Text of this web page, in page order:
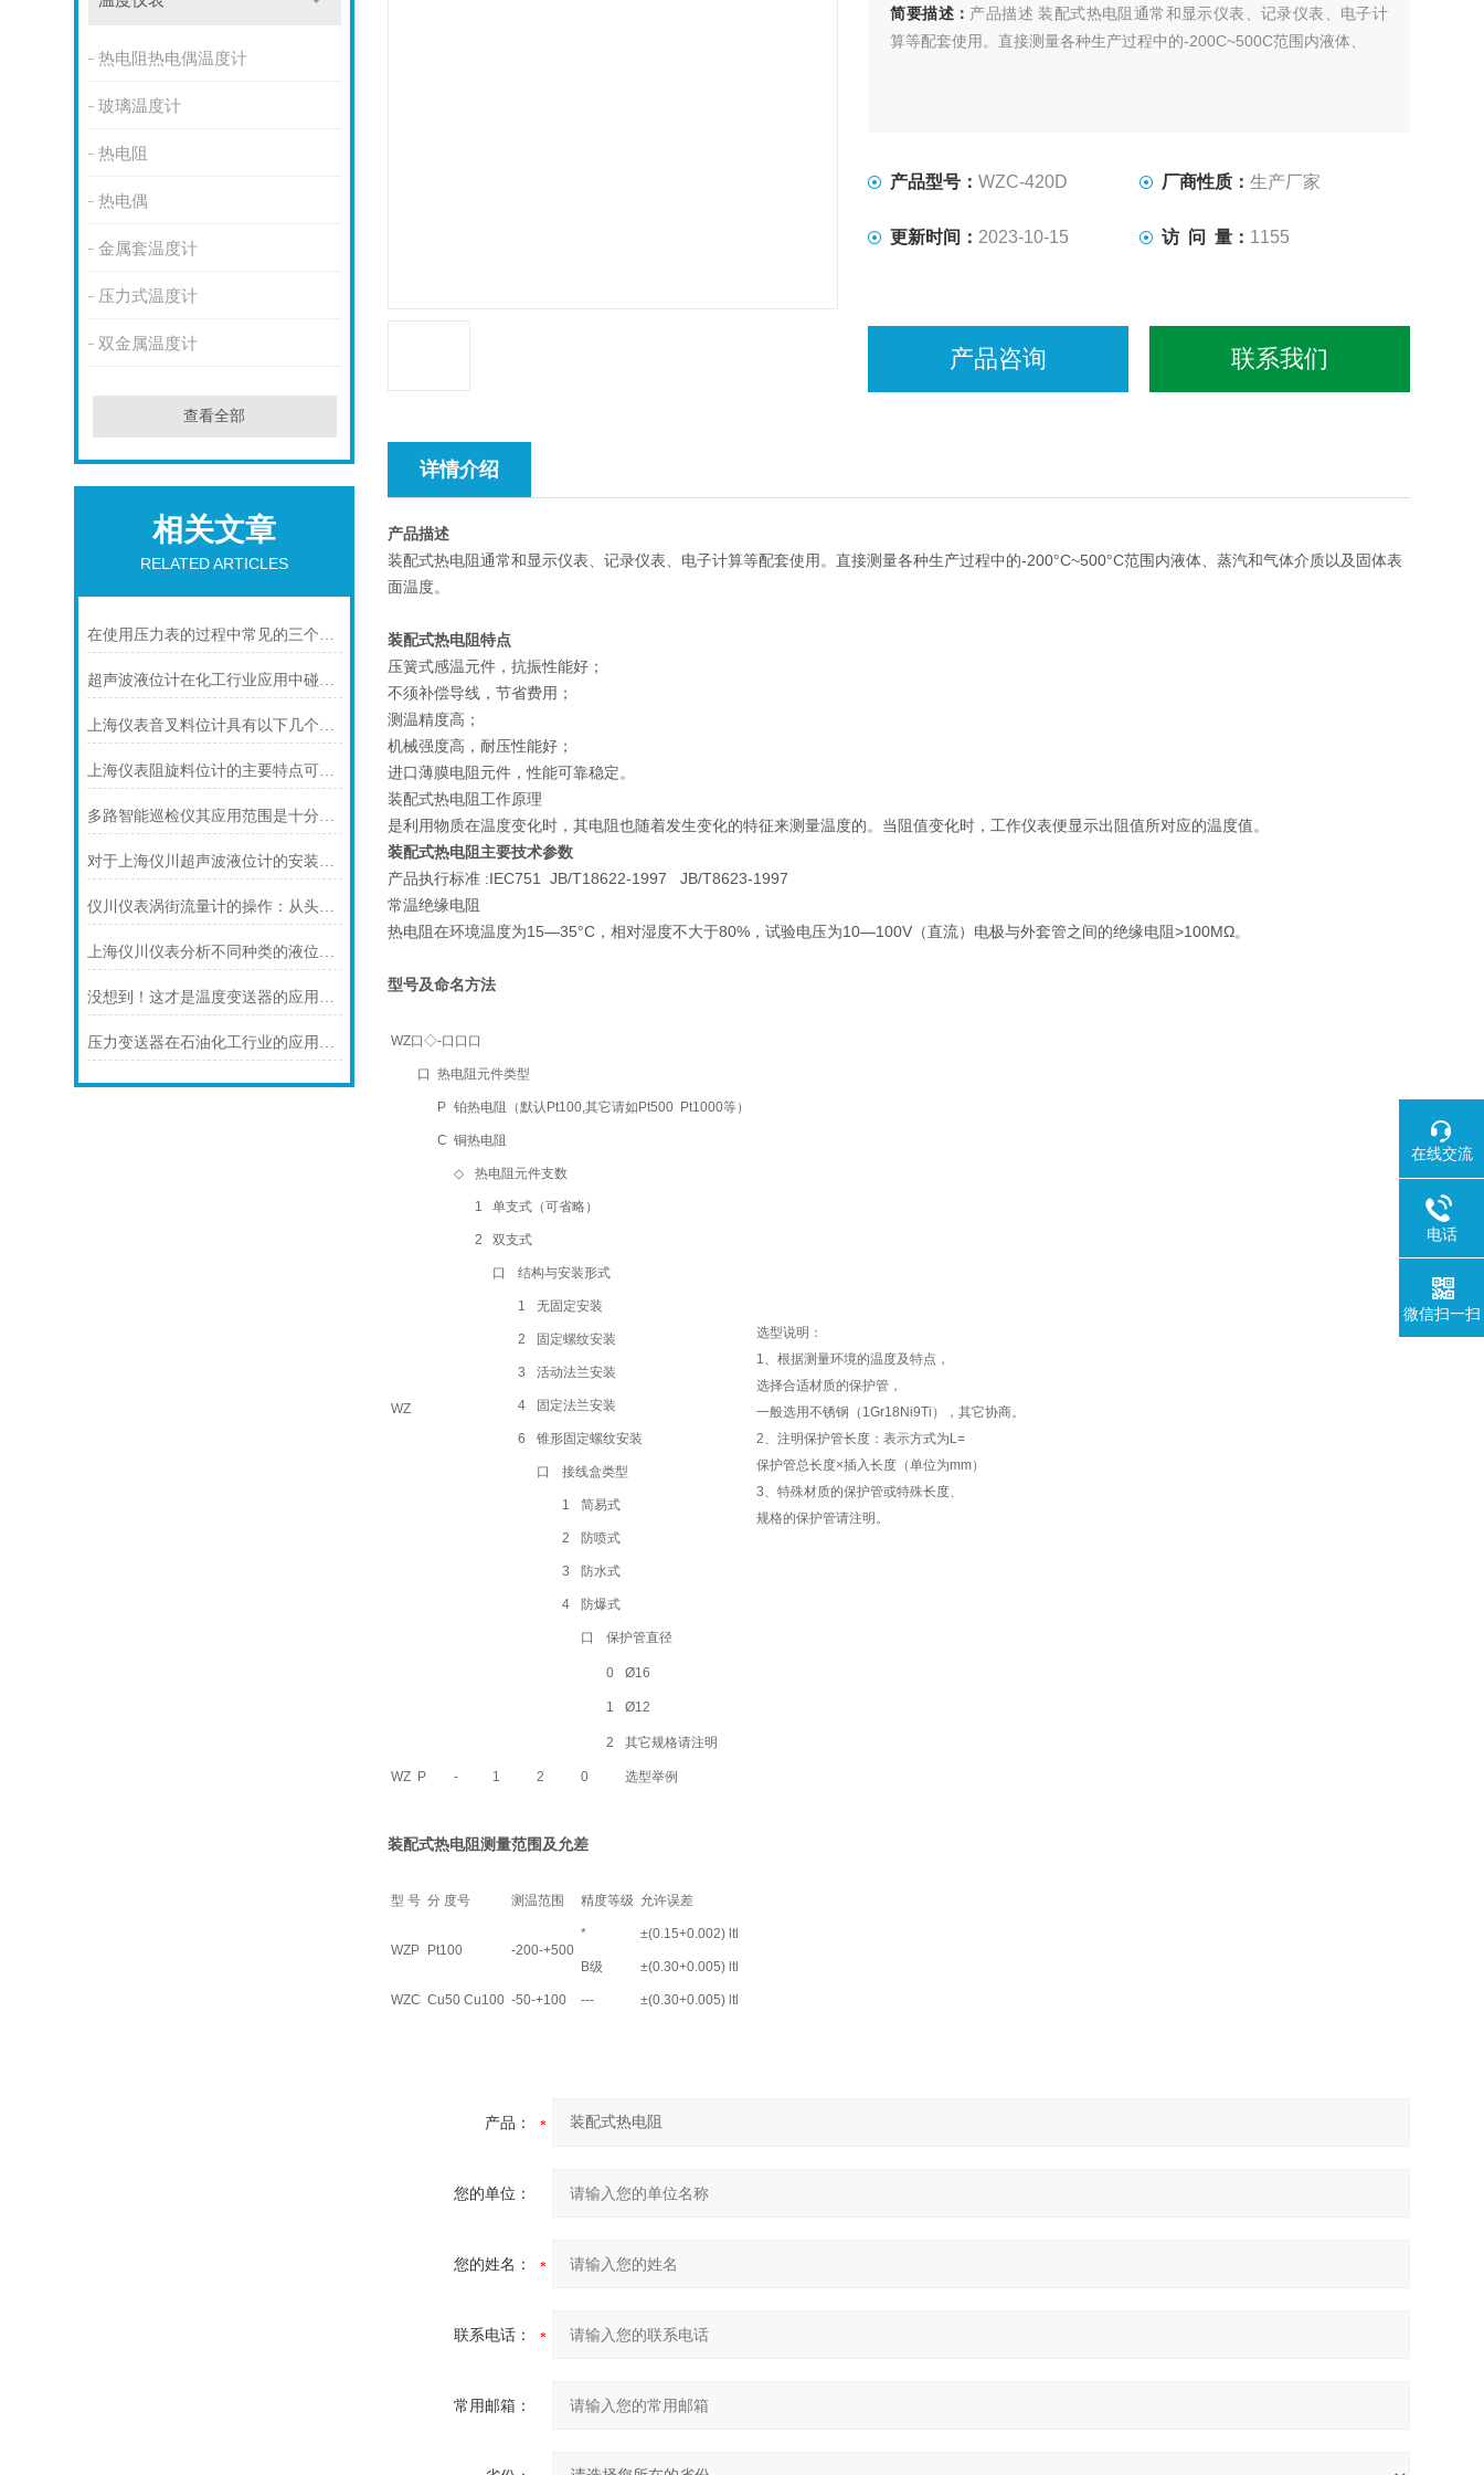
热电阻热电偶温度计
玻璃温度计
热电阻
热电偶
金属套温度计
压力式温度计
双金属温度计
查看全部
相关文章
RELATED ARTICLES
在使用压力表的过程中常见的三个问题及解决方法
超声波液位计在化工行业应用中碰到的常见问题及解决方案
上海仪表音叉料位计具有以下几个主要的用途
上海仪表阻旋料位计的主要特点可归纳如下
多路智能巡检仪其应用范围是十分广泛的
对于上海仪川超声波液位计的安装原理你可知晓！
仪川仪表涡街流量计的操作：从头开始学
上海仪川仪表分析不同种类的液位变送器
没想到！这才是温度变送器的应用特点！
压力变送器在石油化工行业的应用说明
简要描述： 产品描述 装配式热电阻通常和显示仪表、记录仪表、电子计
算等配套使用。直接测量各种生产过程中的-200C~500C范围内液体、
产品型号：WZC-420D 厂商性质： 生产厂家
更新时间： 2023-10-15 访 问 量： 1155
产品咨询 联系我们
详情介绍
产品描述
装配式热电阻通常和显示仪表、记录仪表、电子计算等配套使用。直接测量各种生产过程中的-200°C~500°C范围内液体、蒸汽和气体介质以及固体表
面温度。
装配式热电阻特点
压簧式感温元件，抗振性能好；
不须补偿导线，节省费用；
测温精度高；
机械强度高，耐压性能好；
进口薄膜电阻元件，性能可靠稳定。
装配式热电阻工作原理
是利用物质在温度变化时，其电阻也随着发生变化的特征来测量温度的。当阻值变化时，工作仪表便显示出阻值所对应的温度值。
装配式热电阻 主要技术参数
产品执行标准 :IEC751 JB/T18622-1997 JB/T8623-1997
常温绝缘电阻
热电阻在环境温度为15—35°C，相对湿度不大于80%，试验电压为10—100V（直流）电极与外套管之间的绝缘电阻>100MΩ。
型号及命名方法
WZ口◇-口口口
WZ
口 热电阻元件类型
选型说明：
1、根据测量环境的温度及特点，
选择合适材质的保护管，
一般选用不锈钢（1Gr18Ni9Ti），其它协商。
2、注明保护管长度：表示方式为L=
保护管总长度×插入长度（单位为mm）
3、特殊材质的保护管或特殊长度、
规格的保护管请注明。
P 铂热电阻（默认Pt100,其它请如Pt500 Pt1000等）
C 铜热电阻
◇ 热电阻元件支数
1 单支式（可省略）
2 双支式
口 结构与安装形式
1 无固定安装
2 固定螺纹安装
3 活动法兰安装
4 固定法兰安装
6 锥形固定螺纹安装
口 接线盒类型
1 简易式
2 防喷式
3 防水式
4 防爆式
口 保护管直径
0 Ø16
1 Ø12
2 其它规格请注明
WZ P - 1 2 0 选型举例
装配式热电阻测量范围及允差
型 号 分 度号 测温范围 精度等级 允许误差
WZP Pt100 -200-+500
* ±(0.15+0.002) ltl
B级 ±(0.30+0.005) ltl
WZC Cu50 Cu100 -50-+100 --- ±(0.30+0.005) ltl
产品：
您的单位：
您的姓名：
联系电话：
常用邮箱：
在线交流
电话
微信扫一扫